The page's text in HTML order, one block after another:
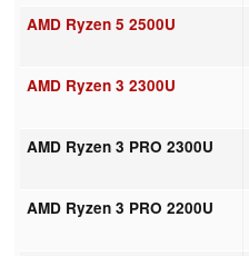
AMD Ryzen 5 2500U
AMD Ryzen 3 2300U
AMD Ryzen 3 PRO 2300U
AMD Ryzen 3 PRO 2200U